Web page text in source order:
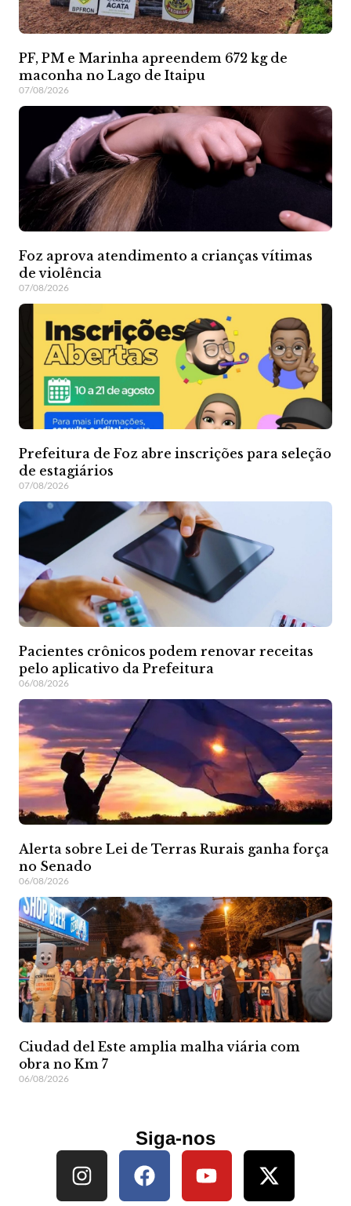
PF, PM e Marinha apreendem 672 kg de
maconha no Lago de Itaipu
07/08/2026
Foz aprova atendimento a crianças vítimas
de violência
07/08/2026
Prefeitura de Foz abre inscrições para seleção
de estagiários
07/08/2026
Pacientes crônicos podem renovar receitas
pelo aplicativo da Prefeitura
06/08/2026
Alerta sobre Lei de Terras Rurais ganha força
no Senado
06/08/2026
Ciudad del Este amplia malha viária com
obra no Km 7
06/08/2026
Siga-nos